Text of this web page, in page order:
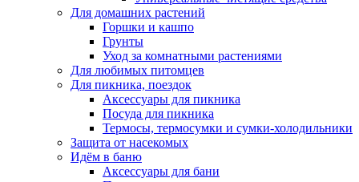
Для домашних растений
Горшки и кашпо
Грунты
Уход за комнатными растениями
Для любимых питомцев
Для пикника, поездок
Аксессуары для пикника
Посуда для пикника
Термосы, термосумки и сумки-холодильники
Защита от насекомых
Идём в баню
Аксессуары для бани